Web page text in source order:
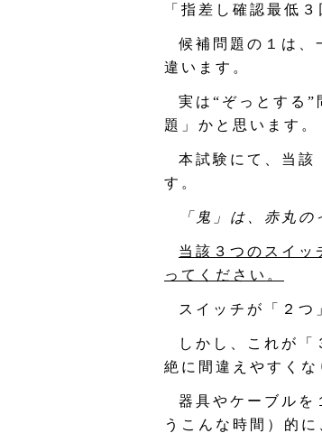
「指差し確認最低
候補問題の１は、
違います。
実は“ぞっとする”
題」かと思います。
本試験にて、当該
す。
「鬼」は、赤丸
当該３つのスイッ
ってください。
スイッチが「２つ
しかし、これが
絶に間違えやすくな
器具やケーブルを
うこんな時間）的